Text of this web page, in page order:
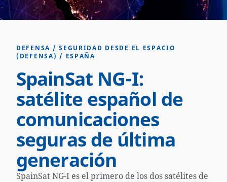
DEFENSA /SEGURIDAD DESDE EL ESPACIO
(DEFENSA) / ESPAÑA
SpainSat NG-I:
satélite español de
comunicaciones
seguras de última
generación
SpainSat NG-I es el primero de los dos satélites de